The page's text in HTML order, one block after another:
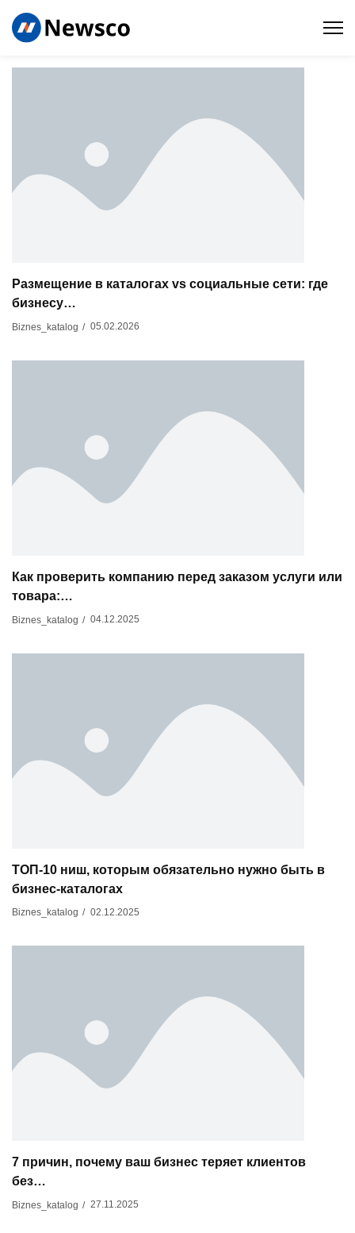
Размещение в каталогах vs социальные сети: где
бизнесу…
Biznes_katalog / 05.02.2026
Как проверить компанию перед заказом услуги или
товара:…
Biznes_katalog / 04.12.2025
ТОП-10 ниш, которым обязательно нужно быть в
бизнес-каталогах
Biznes_katalog / 02.12.2025
7 причин, почему ваш бизнес теряет клиентов
без…
Biznes_katalog / 27.11.2025